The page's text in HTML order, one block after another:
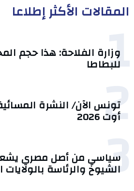
المقالات الأكثر إطلاعا
1
وزارة الفلاحة: هذا حجم
للبطاطا
2
أوت 2026
3
سياسي من أصل مصري
الشيوخ والرئاسة بالولايات